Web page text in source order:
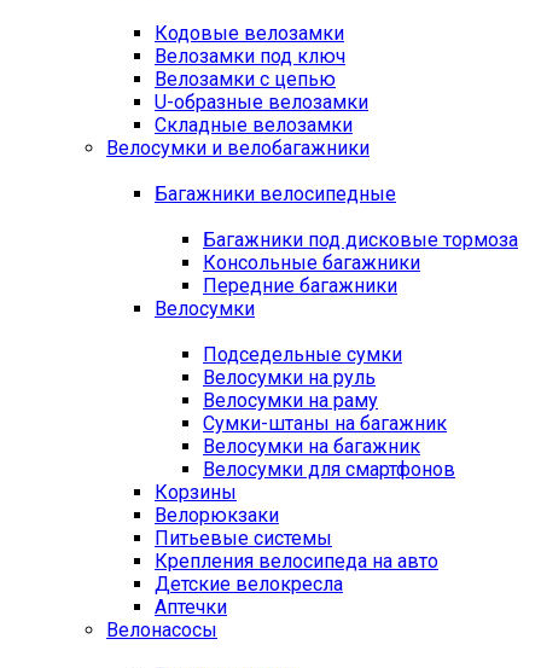
Кодовые велозамки
Велозамки под ключ
Велозамки с цепью
U-образные велозамки
Складные велозамки
Велосумки и велобагажники
Багажники велосипедные
Багажники под дисковые тормоза
Консольные багажники
Передние багажники
Велосумки
Подседельные сумки
Велосумки на руль
Велосумки на раму
Сумки-штаны на багажник
Велосумки на багажник
Велосумки для смартфонов
Корзины
Велорюкзаки
Питьевые системы
Крепления велосипеда на авто
Детские велокресла
Аптечки
Велонасосы